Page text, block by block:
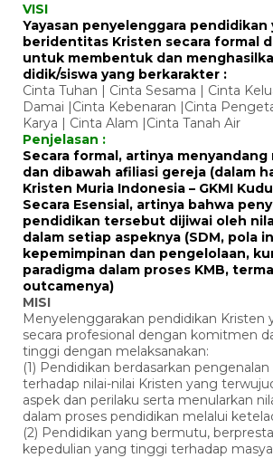
VISI
Yayasan penyelenggara pendidikan
beridentitas Kristen secara formal
untuk membentuk dan
didik/siswa yang berkarakter :
Cinta Tuhan | Cinta Sesama | Cinta
Damai |Cinta Kebenaran |Cinta
Karya | Cinta Alam |Cinta Tanah Air
Penjelasan :
Secara formal, artinya menyandang
dan dibawah afiliasi gereja (dalam
Kristen Muria Indonesia – GKMI
Secara Esensial, artinya bahwa
pendidikan tersebut dijiwai oleh
dalam setiap aspeknya (SDM, pola
kepemimpinan dan pengelolaan,
paradigma dalam proses KMB,
outcamenya)
MISI
Menyelenggarakan pendidikan Kristen
secara profesional dengan komitmen
tinggi dengan melaksanakan:
(1) Pendidikan berdasarkan
terhadap nilai-nilai Kristen yang
aspek dan perilaku serta menularkan
dalam proses pendidikan melalui
(2) Pendidikan yang bermutu,
kepedulian yang tinggi terhadap